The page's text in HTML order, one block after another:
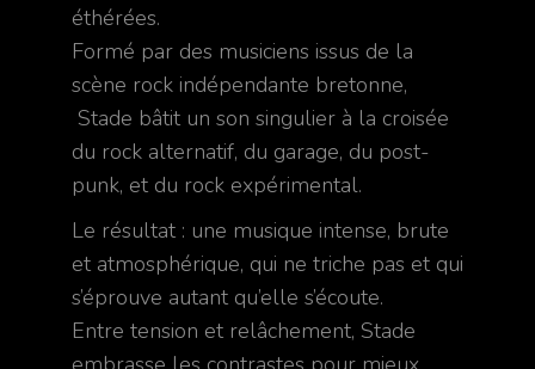
éthérées.
Formé par des musiciens issus de la
scène rock indépendante bretonne,
Stade bâtit un son singulier à la croisée
du rock alternatif, du garage, du post-
punk, et du rock expérimental.
Le résultat : une musique intense, brute
et atmosphérique, qui ne triche pas et qui
s’éprouve autant qu’elle s’écoute.
Entre tension et relâchement, Stade